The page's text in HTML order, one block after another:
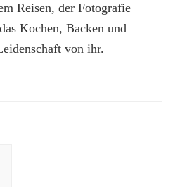
Reisen, der Fotografie
Kochen, Backen und
von ihr.